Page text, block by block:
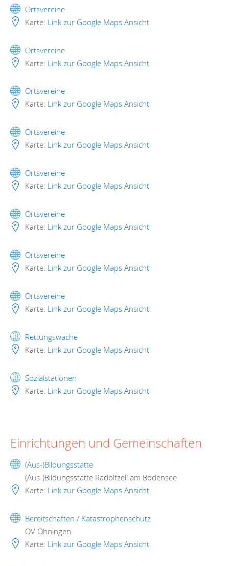
Ortsvereine
Karte: Link zur Google Maps Ansicht
Ortsvereine
Karte: Link zur Google Maps Ansicht
Ortsvereine
Karte: Link zur Google Maps Ansicht
Ortsvereine
Karte: Link zur Google Maps Ansicht
Ortsvereine
Karte: Link zur Google Maps Ansicht
Ortsvereine
Karte: Link zur Google Maps Ansicht
Ortsvereine
Karte: Link zur Google Maps Ansicht
Ortsvereine
Karte: Link zur Google Maps Ansicht
Rettungswache
Karte: Link zur Google Maps Ansicht
Sozialstationen
Karte: Link zur Google Maps Ansicht
Einrichtungen und Gemeinschaften
(Aus-)Bildungsstätte
(Aus-)Bildungsstätte Radolfzell am Bodensee
Karte: Link zur Google Maps Ansicht
Bereitschaften / Katastrophenschutz
OV Öhningen
Karte: Link zur Google Maps Ansicht